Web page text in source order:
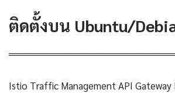
ติดตั้งบน Ubuntu/
Istio Traffic Management API Gateway